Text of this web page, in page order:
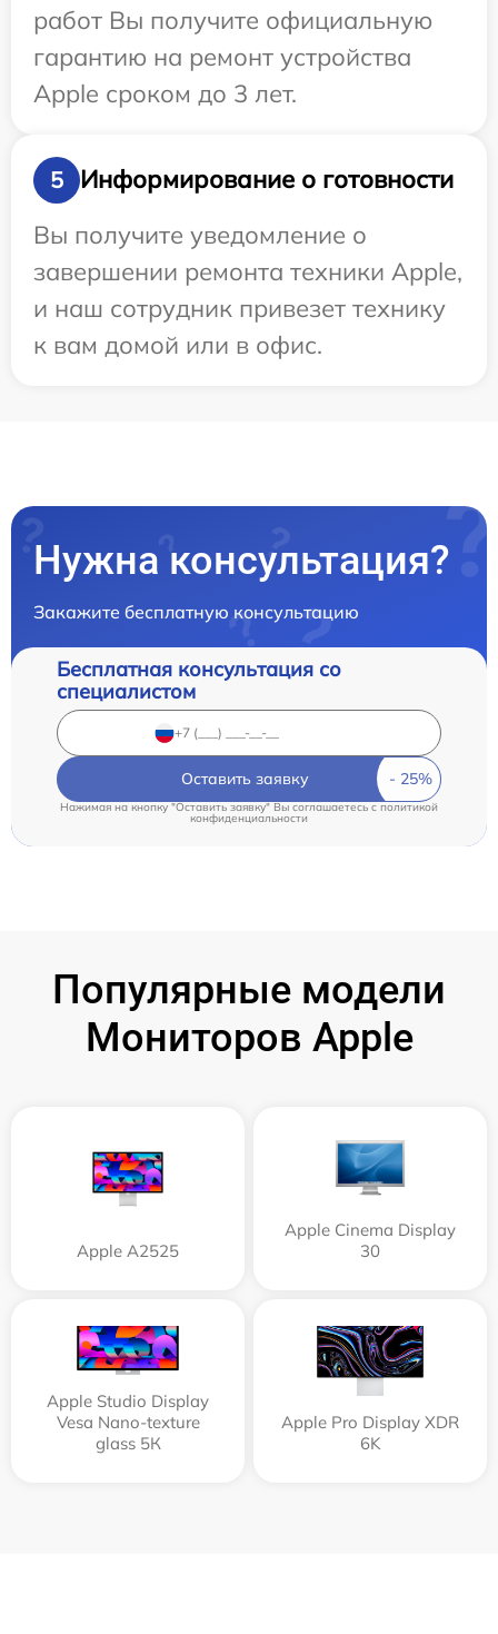
работ Вы получите официальную
гарантию на ремонт устройства
Apple сроком до 3 лет.
5
Информирование о готовности
Вы получите уведомление о
завершении ремонта техники Apple,
и наш сотрудник привезет технику
к вам домой или в офис.
Нужна консультация?
Закажите бесплатную консультацию
Бесплатная консультация со
специалистом
Оставить заявку
Нажимая на кнопку "Оставить заявку" Вы соглашаетесь cполитикой
конфиденциальности
Популярные модели
Мониторов Apple
Apple А2525
Apple Cinema Display
30
Apple Studio Display
Vesa Nano-texture
glass 5К
Apple Pro Display XDR
6K